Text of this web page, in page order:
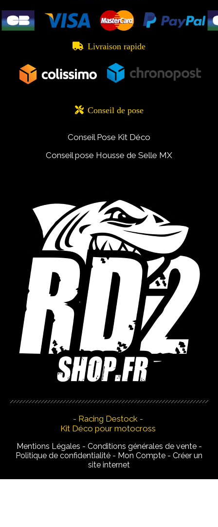
 Livraison rapide
 Conseil de pose
Conseil Pose Kit Déco
Conseil pose Housse de Selle MX
- Racing Destock -
Kit Déco pour motocross
Mentions Légales
Conditions générales de vente
Politique de confidentialité
Mon Compte
Créer un
site internet